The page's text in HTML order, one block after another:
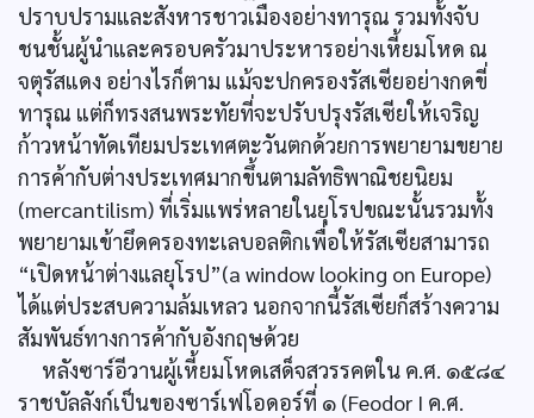
ปราบปรามและสังหารชาวเมืองอย่างทารุณ รวมทั้งจับ
ชนชั้นผู้นำและครอบครัวมาประหารอย่างเหี้ยมโหด ณ
จตุรัสแดง อย่างไรก็ตาม แม้จะปกครองรัสเซียอย่างกดขี่
ทารุณ แต่ก็ทรงสนพระทัยที่จะปรับปรุงรัสเซียให้เจริญ
ก้าวหน้าทัดเทียมประเทศตะวันตกด้วยการพยายามขยาย
การค้ากับต่างประเทศมากขึ้นตามลัทธิพาณิชยนิยม
(mercantilism) ที่เริ่มแพร่หลายในยุโรปขณะนั้นรวมทั้ง
พยายามเข้ายึดครองทะเลบอลติกเพื่อให้รัสเซียสามารถ
“เปิดหน้าต่างแลยุโรป”(a window looking on Europe)
ได้แต่ประสบความล้มเหลว นอกจากนี้รัสเซียก็สร้างความ
สัมพันธ์ทางการค้ากับอังกฤษด้วย
หลังซาร์อีวานผู้เหี้ยมโหดเสด็จสวรรคตใน ค.ศ. ๑๕๘๔
ราชบัลลังก์เป็นของซาร์เฟโอดอร์ที่ ๑ (Feodor I ค.ศ.